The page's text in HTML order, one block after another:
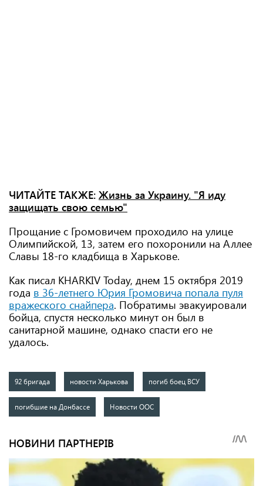
ЧИТАЙТЕ ТАКЖЕ: Жизнь за Украину. "Я иду
защищать свою семью"
Прощание с Громовичем проходило на улице
Олимпийской, 13, затем его похоронили на Аллее
Славы 18-го кладбища в Харькове.
Как писал KHARKIV Today, днем 15 октября 2019
года в 36-летнего Юрия Громовича попала пуля
вражеского снайпера. Побратимы эвакуировали
бойца, спустя несколько минут он был в
санитарной машине, однако спасти его не
удалось.
92 бригада новости Харькова погиб боец ВСУ
погибшие на Донбассе Новости ООС